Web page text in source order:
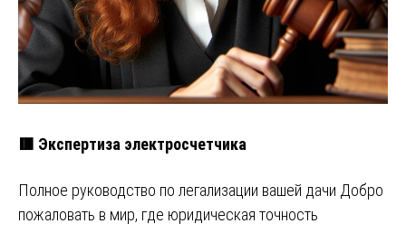
🟥 Экспертиза электросчетчика
Полное руководство по легализации вашей дачи Добро
пожаловать в мир, где юридическая точность